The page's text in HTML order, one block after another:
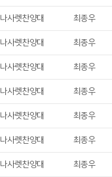
나사렛찬양대 최종우
나사렛찬양대 최종우
나사렛찬양대 최종우
나사렛찬양대 최종우
나사렛찬양대 최종우
나사렛찬양대 최종우
나사렛찬양대 최종우